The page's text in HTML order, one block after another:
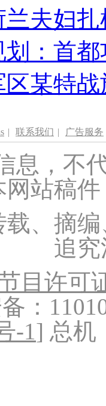
兰夫妇
：首
某特
| 联系我们 | 广告服务
息，不
网站稿
、摘
追
目许可
：
-1] 总机